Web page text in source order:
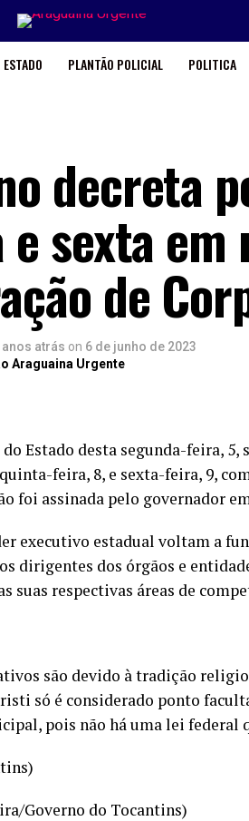
PLANTÃO POLICIAL POLITICA
decreta
sexta em
de
anos atrás on 6 de junho de 2023
Araguaina Urgente
Estado desta segunda-feira, 5,
feira, 8, e sexta-feira, 9,
foi assinada pelo governador
executivo estadual voltam a
dirigentes dos órgãos e
suas respectivas áreas de
são devido à tradição
só é considerado ponto
pois não há uma lei federal
Governo do Tocantins)